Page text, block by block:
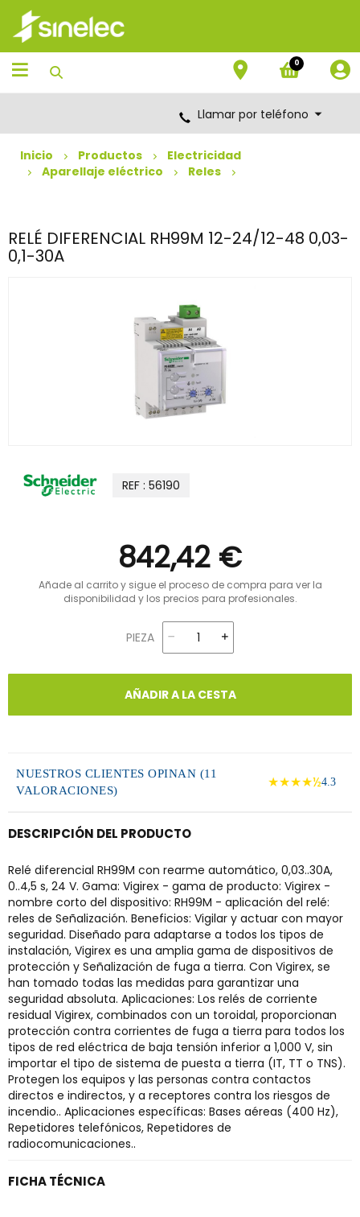
Saltar
contenido
Saltar
menú
de
navegación
0
Llamar por teléfono
Inicio Productos
Electricidad
Aparellaje eléctrico
Reles
RELÉ DIFERENCIAL RH99M 12-24/12-48 0,03-
0,1-30A
REF : 56190
842,42 €
Añade al carrito y sigue el proceso de compra para ver la
disponibilidad y los precios para profesionales.
PIEZA
AÑADIR A LA CESTA
NUESTROS CLIENTES OPINAN (11
VALORACIONES)
★★★★½4.3
DESCRIPCIÓN DEL PRODUCTO
Relé diferencial RH99M con rearme automático, 0,03..30A,
0..4,5 s, 24 V. Gama: Vigirex - gama de producto: Vigirex -
nombre corto del dispositivo: RH99M - aplicación del relé:
reles de Señalización. Beneficios: Vigilar y actuar con mayor
seguridad. Diseñado para adaptarse a todos los tipos de
instalación, Vigirex es una amplia gama de dispositivos de
protección y Señalización de fuga a tierra. Con Vigirex, se
han tomado todas las medidas para garantizar una
seguridad absoluta. Aplicaciones: Los relés de corriente
residual Vigirex, combinados con un toroidal, proporcionan
protección contra corrientes de fuga a tierra para todos los
tipos de red eléctrica de baja tensión inferior a 1,000 V, sin
importar el tipo de sistema de puesta a tierra (IT, TT o TNS).
Protegen los equipos y las personas contra contactos
directos e indirectos, y a receptores contra los riesgos de
incendio.. Aplicaciones específicas: Bases aéreas (400 Hz),
Repetidores telefónicos, Repetidores de
radiocomunicaciones..
FICHA TÉCNICA